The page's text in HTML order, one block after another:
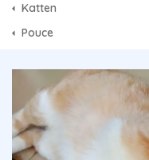
Katten
Pouce